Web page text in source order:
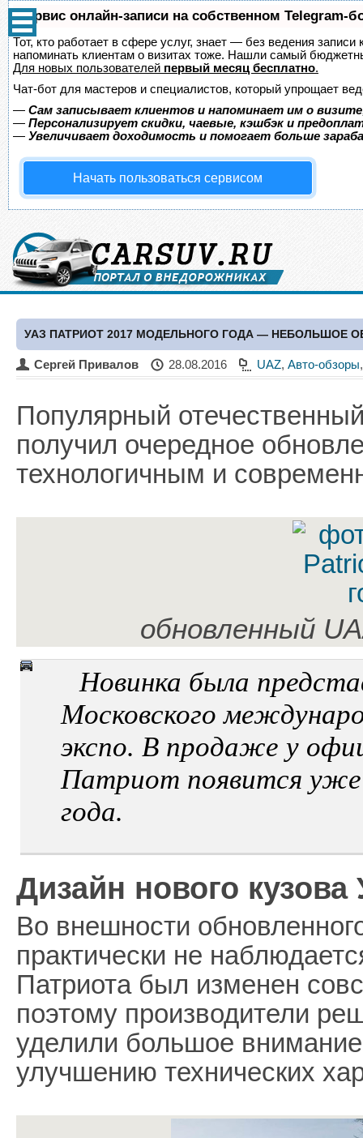
Сервис онлайн-записи на собственном Telegram-
Тот, кто работает в сфере услуг, знает — без ведения
напоминать клиентам о визитах тоже. Нашли самый
Для новых пользователей первый месяц бесплатно.
Чат-бот для мастеров и специалистов, который упрощает
— Сам записывает клиентов и напоминает им о
— Персонализирует скидки, чаевые, кэшбэк и
— Увеличивает доходимость и помогает больше
Начать пользоваться сервисом
УАЗ ПАТРИОТ 2017 МОДЕЛЬНОГО ГОДА — НЕБОЛЬШОЕ
Сергей Привалов 28.08.2016 UAZ, Авто-обзоры
Популярный
получил очередное
технологичным и
обновленный
Новинка была
Московского
экспо. В продаже у
Патриот появится уже
года.
Дизайн нового
Во внешности
практически не
Патриота был изменен
поэтому производители
уделили большое
улучшению технических